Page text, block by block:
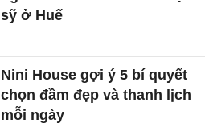
sỹ ở Huế
Nini House gợi ý 5 bí quyết
chọn đầm đẹp và thanh lịch
mỗi ngày